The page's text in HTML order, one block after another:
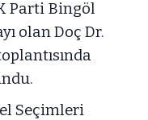
Parti Bingöl
olan Doç Dr.
Seçimleri